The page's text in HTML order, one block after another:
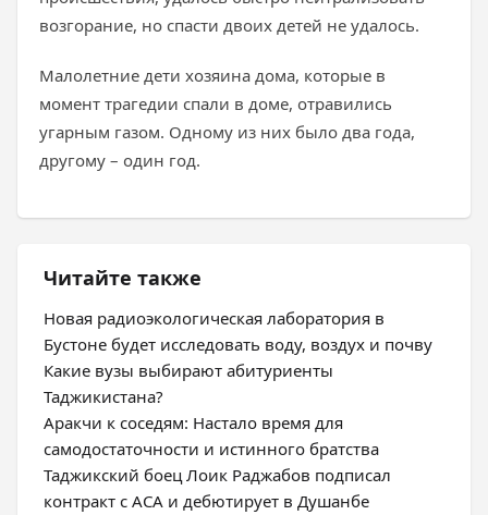
возгорание, но спасти двоих детей не удалось.
Малолетние дети хозяина дома, которые в
момент трагедии спали в доме, отравились
угарным газом. Одному из них было два года,
другому – один год.
Читайте также
Новая радиоэкологическая лаборатория в
Бустоне будет исследовать воду, воздух и почву
Какие вузы выбирают абитуриенты
Таджикистана?
Аракчи к соседям: Настало время для
самодостаточности и истинного братства
Таджикский боец Лоик Раджабов подписал
контракт с ACA и дебютирует в Душанбе